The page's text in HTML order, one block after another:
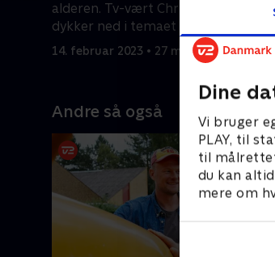
Dine
Vi bruger
PLAY, til
til
du kan
mere om
alderen. Tv-vært Christian Degn
dykker ned i temaet med afsæt i sin
egen livsdrøm om at blive far
14. februar 2023 • 27 min
Andre så også